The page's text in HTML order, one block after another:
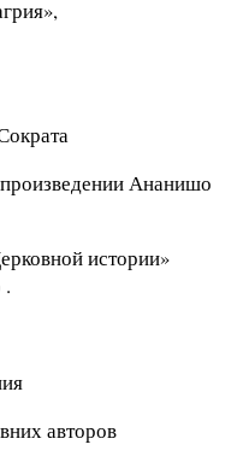
Ананишо
истории»
.
авторов